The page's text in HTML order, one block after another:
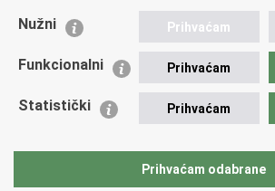
Udruge
Policijska akademija
Zaklada policijske solidarnosti
Vučetić"
Nužni Prihvaćam
Funkcionalni Prihvaćam
Statistički Prihvaćam
Prihvaćam odabrane